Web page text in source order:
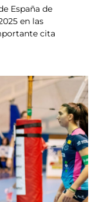
España de
en las
cita